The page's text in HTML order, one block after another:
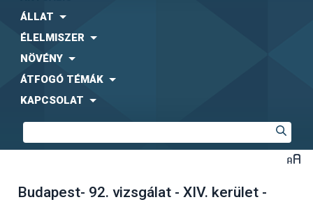
ÁLLAT
ÉLELMISZER
NÖVÉNY
ÁTFOGÓ TÉMÁK
KAPCSOLAT
Budapest- 92. vizsgálat - XIV. kerület -